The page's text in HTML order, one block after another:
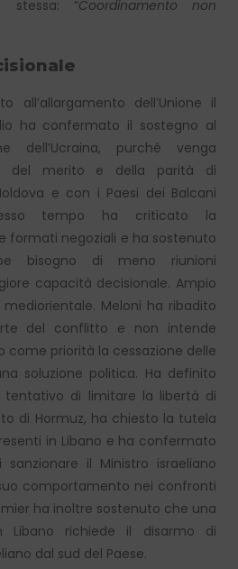
stessa: “Coordinamento non
all’allargamento dell’Unione il
ha confermato il sostegno al
dell’Ucraina, purché venga
del merito e della parità di
e con i Paesi dei Balcani
tempo ha criticato la
formati negoziali e ha sostenuto
bisogno di meno riunioni
capacità decisionale. Ampio
Meloni ha ribadito
del conflitto e non intende
come priorità la cessazione delle
soluzione politica. Ha definito
tentativo di limitare la libertà di
di Hormuz, ha chiesto la tutela
in Libano e ha confermato
il Ministro israeliano
comportamento nei confronti
ha inoltre sostenuto che una
Libano richiede il disarmo di
dal sud del Paese.